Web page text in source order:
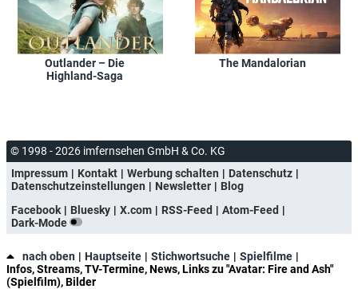
Outlander – Die
Highland-Saga
The Mandalorian
© 1998 - 2026 imfernsehen GmbH & Co. KG
Impressum
Kontakt Werbung schalten
Datenschutz
Datenschutzeinstellungen
Newsletter
Blog
Facebook
Bluesky X.com RSS-Feed
Atom-Feed
Dark-Mode
nach oben Hauptseite Stichwortsuche
Spielfilme
Infos, Streams, TV-Termine, News, Links zu "Avatar: Fire and Ash"
(Spielfilm), Bilder